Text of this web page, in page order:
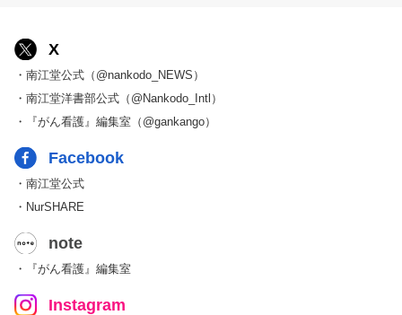
X
・南江堂公式（@nankodo_NEWS）
・南江堂洋書部公式（@Nankodo_Intl）
・『がん看護』編集室（@gankango）
Facebook
・南江堂公式
・NurSHARE
note
・『がん看護』編集室
Instagram